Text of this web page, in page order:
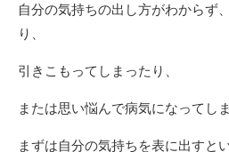
自分の気持ちの出し方がわからず
り、
引きこもってしまったり、
または思い悩んで病気になってし
まずは自分の気持ちを表に出すと